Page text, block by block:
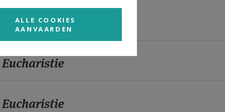
Eucharistie
Eucharistie
Eucharistie
ALLE COOKIES
AANVAARDEN